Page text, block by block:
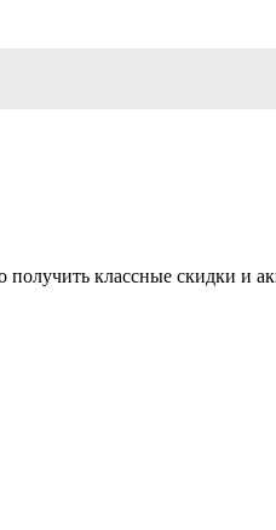
классные скидки и